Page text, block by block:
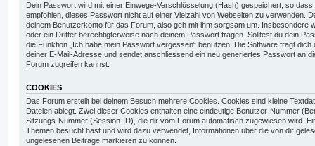
Dein Passwort wird mit einer Einwege-Verschlüsselung (Hash) gespeichert, so
empfohlen, dieses Passwort nicht auf einer Vielzahl von Webseiten zu verwenden.
deinem Benutzerkonto für das Forum, also geh mit ihm sorgsam um. Insbesondere
oder ein Dritter berechtigterweise nach deinem Passwort fragen. Solltest du dein
die Funktion „Ich habe mein Passwort vergessen“ benutzen. Die Software fragt
deiner E-Mail-Adresse und sendet anschliessend ein neu generiertes Passwort an
Forum zugreifen kannst.
COOKIES
Das Forum erstellt bei deinem Besuch mehrere Cookies. Cookies sind kleine
Dateien ablegt. Zwei dieser Cookies enthalten eine eindeutige Benutzer-Nummer
Sitzungs-Nummer (Session-ID), die dir vom Forum automatisch zugewiesen wird.
Themen besucht hast und wird dazu verwendet, Informationen über die von dir
ungelesenen Beiträge markieren zu können.